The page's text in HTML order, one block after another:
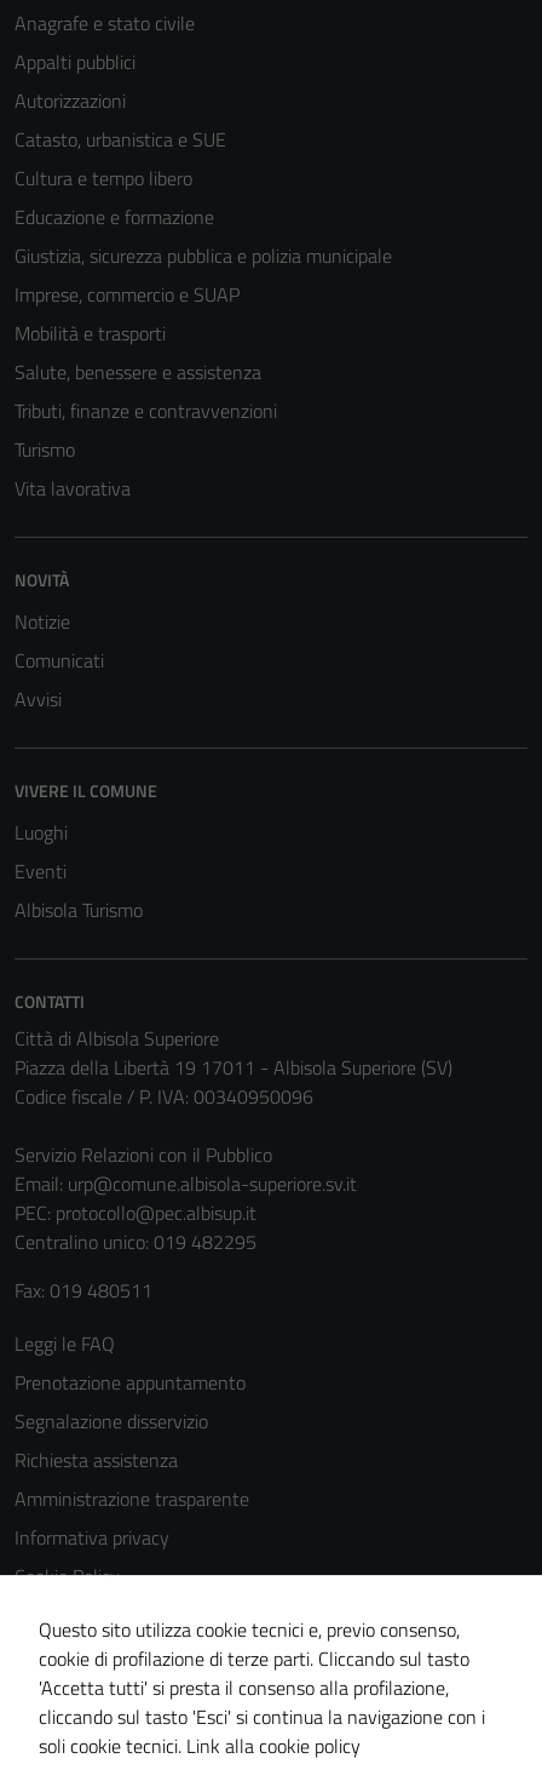
Anagrafe e stato civile
Appalti pubblici
Autorizzazioni
Catasto, urbanistica e SUE
Cultura e tempo libero
Educazione e formazione
Giustizia, sicurezza pubblica e polizia municipale
Imprese, commercio e SUAP
Mobilità e trasporti
Salute, benessere e assistenza
Tributi, finanze e contravvenzioni
Turismo
Vita lavorativa
NOVITÀ
Notizie
Comunicati
Avvisi
VIVERE IL COMUNE
Luoghi
Eventi
Albisola Turismo
CONTATTI
Città di Albisola Superiore
Piazza della Libertà 19 17011 - Albisola Superiore (SV)
Codice fiscale / P. IVA: 00340950096
Servizio Relazioni con il Pubblico
Email: urp@comune.albisola-superiore.sv.it
PEC: protocollo@pec.albisup.it
Centralino unico: 019 482295
Fax: 019 480511
Leggi le FAQ
Prenotazione appuntamento
Segnalazione disservizio
Richiesta assistenza
Amministrazione trasparente
Informativa privacy
Cookie Policy
Note legali
Dichiarazione di accessibilità
Piano di miglioramento del sito
Statistiche sito web
Questo sito utilizza cookie tecnici e, previo consenso,
cookie di profilazione di terze parti. Cliccando sul tasto
'Accetta tutti' si presta il consenso alla profilazione,
cliccando sul tasto 'Esci' si continua la navigazione con i
soli cookie tecnici. Link alla cookie policy
disabilitati.